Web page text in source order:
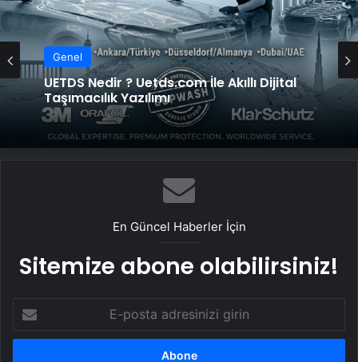
Genel
UETDS Nedir ? Uetds.com İle Akıllı Dijital
Taşımacılık Yazılımı
En Güncel Haberler İçin
Sitemize abone olabilirsiniz!
posta
adresinizi